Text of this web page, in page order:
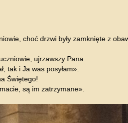
choć drzwi były zamknięte z
ujrzawszy Pana.
tak i Ja was posyłam».
Świętego!
są im zatrzymane».